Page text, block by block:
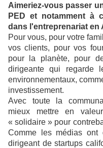
Aimeriez-vous passer
PED et notamment à
dans l'entreprenariat en
Pour vous, pour votre
vos clients, pour vos
pour la planète, pour
dirigeante qui regarde
environnementaux,
investissement.
Avec toute la
mieux mettre en
« solidaire » pour
Comme les médias
dirigeant de startups